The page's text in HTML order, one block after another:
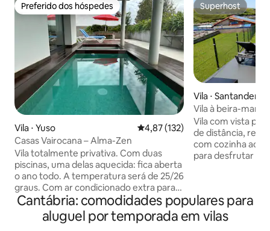
Preferido dos hóspedes
Preferido dos hóspedes
Vila ⋅ Yuso 4,87 de uma avaliação média de
4,87 (132)
Casas Vairocana – Alma-Zen
Vila totalmente privativa. Com duas
piscinas, uma delas aquecida: fica aberta
o ano todo. A temperatura será de 25/26
graus. Com ar condicionado extra para
os hóspedes que o contratarem: € 10
por períodos de 4 horas seguidas entre
12:00 e 21:00 (até um máximo de 29/30
Superhost
Superhost
Vila ⋅ Santander
Vila à beira-mar
jardim
Vila com vista
de distância,
com cozinha ao
para desfrutar de
com 4 quartos
na sala de estar
crianças). - 200m
Cantábria: comodidades populares para
aluguel por temporada em vilas